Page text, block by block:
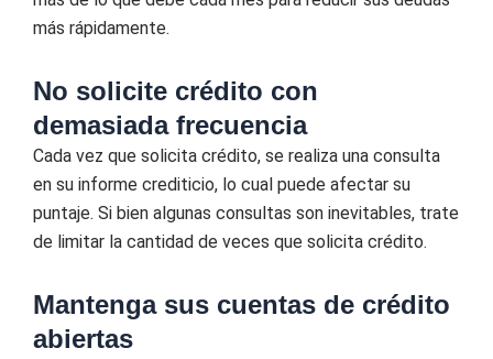
más rápidamente.
No solicite crédito con
demasiada frecuencia
Cada vez que solicita crédito, se realiza una consulta
en su informe crediticio, lo cual puede afectar su
puntaje. Si bien algunas consultas son inevitables, trate
de limitar la cantidad de veces que solicita crédito.
Mantenga sus cuentas de crédito
abiertas